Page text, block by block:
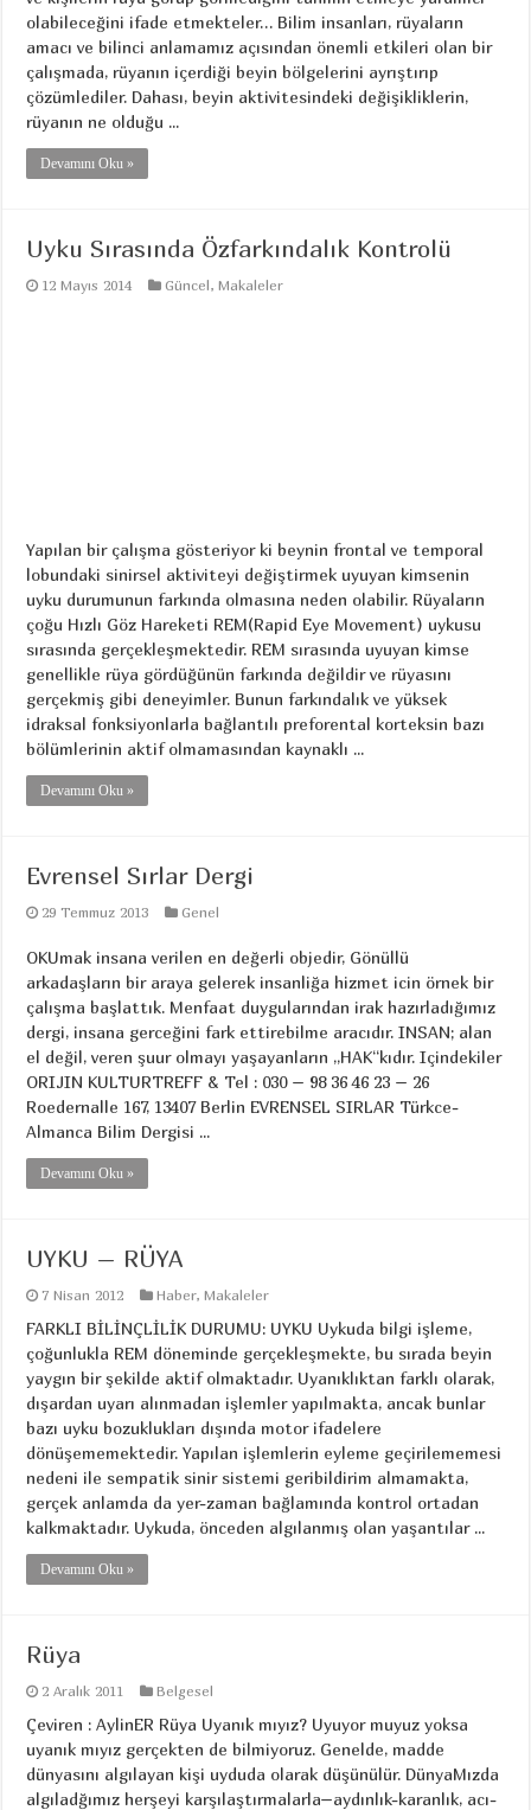
olabileceğini ifade etmekteler… Bilim insanları, rüyaların
amacı ve bilinci anlamamız açısından önemli etkileri olan bir
çalışmada, rüyanın içerdiği beyin bölgelerini ayrıştırıp
çözümlediler. Dahası, beyin aktivitesindeki değişikliklerin,
rüyanın ne olduğu ...
Devamını Oku »
Uyku Sırasında Özfarkındalık Kontrolü
12 Mayıs 2014 Güncel,Makaleler
Yapılan bir çalışma gösteriyor ki beynin frontal ve temporal
lobundaki sinirsel aktiviteyi değiştirmek uyuyan kimsenin
uyku durumunun farkında olmasına neden olabilir. Rüyaların
çoğu Hızlı Göz Hareketi REM(Rapid Eye Movement) uykusu
sırasında gerçekleşmektedir. REM sırasında uyuyan kimse
genellikle rüya gördüğünün farkında değildir ve rüyasını
gerçekmiş gibi deneyimler. Bunun farkındalık ve yüksek
idraksal fonksiyonlarla bağlantılı preforental korteksin bazı
bölümlerinin aktif olmamasından kaynaklı ...
Devamını Oku »
Evrensel Sırlar Dergi
29 Temmuz 2013 Genel
OKUmak insana verilen en değerli objedir, Gönüllü
arkadaşların bir araya gelerek insanliğa hizmet icin örnek bir
çalışma başlattık. Menfaat duygularından irak hazırladığımız
dergi, insana gerceğini fark ettirebilme aracıdır. INSAN; alan
el değil, veren şuur olmayı yaşayanların „HAK“kıdır. Içindekiler
ORIJIN KULTURTREFF & Tel : 030 – 98 36 46 23 – 26
Roedernalle 167, 13407 Berlin EVRENSEL SIRLAR Türkce-
Almanca Bilim Dergisi ...
Devamını Oku »
UYKU – RÜYA
7 Nisan 2012 Haber,Makaleler
FARKLI BİLİNÇLİLİK DURUMU: UYKU Uykuda bilgi işleme,
çoğunlukla REM döneminde gerçekleşmekte, bu sırada beyin
yaygın bir şekilde aktif olmaktadır. Uyanıklıktan farklı olarak,
dışardan uyarı alınmadan işlemler yapılmakta, ancak bunlar
bazı uyku bozuklukları dışında motor ifadelere
dönüşememektedir. Yapılan işlemlerin eyleme geçirilememesi
nedeni ile sempatik sinir sistemi geribildirim almamakta,
gerçek anlamda da yer-zaman bağlamında kontrol ortadan
kalkmaktadır. Uykuda, önceden algılanmış olan yaşantılar ...
Devamını Oku »
Rüya
2 Aralık 2011 Belgesel
Çeviren : AylinER Rüya Uyanık mıyız? Uyuyor muyuz yoksa
uyanık mıyız gerçekten de bilmiyoruz. Genelde, madde
dünyasını algılayan kişi uyduda olarak düşünülür. DünyaMızda
algıladğımız herşeyi karşılaştırmalarla–aydınlık-karanlık, acı-